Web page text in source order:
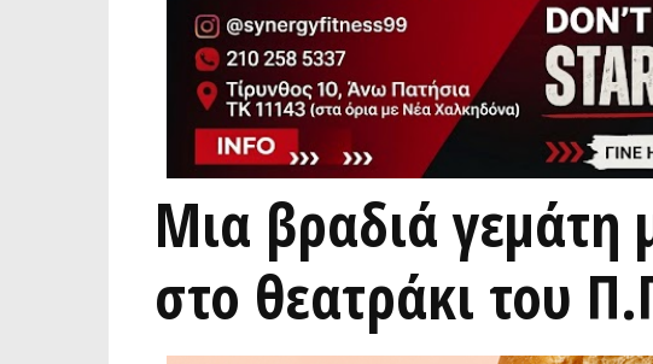
Μια βραδιά γεμάτη
στο θεατράκι του